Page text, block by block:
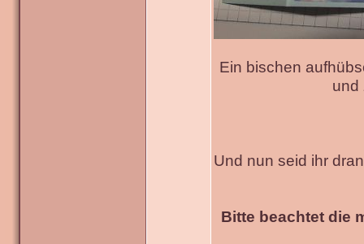
Ein bischen
und
Und nun seid ihr
Bitte beachtet die